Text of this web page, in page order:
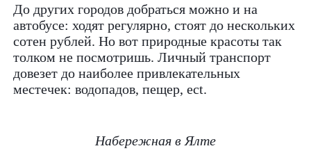
До других городов добраться можно и на
автобусе: ходят регулярно, стоят до нескольких
сотен рублей. Но вот природные красоты так
толком не посмотришь. Личный транспорт
довезет до наиболее привлекательных
местечек: водопадов, пещер, ect.
Набережная в Ялте